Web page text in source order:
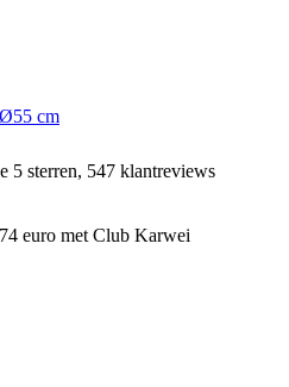
cm
5 sterren, 547 klantreviews
euro met Club Karwei